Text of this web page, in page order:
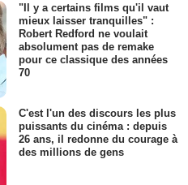
"Il y a certains films qu'il vaut
mieux laisser tranquilles" :
Robert Redford ne voulait
absolument pas de remake
pour ce classique des années
70
C'est l'un des discours les plus
puissants du cinéma : depuis
26 ans, il redonne du courage à
des millions de gens